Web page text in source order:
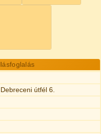
útfél 6.